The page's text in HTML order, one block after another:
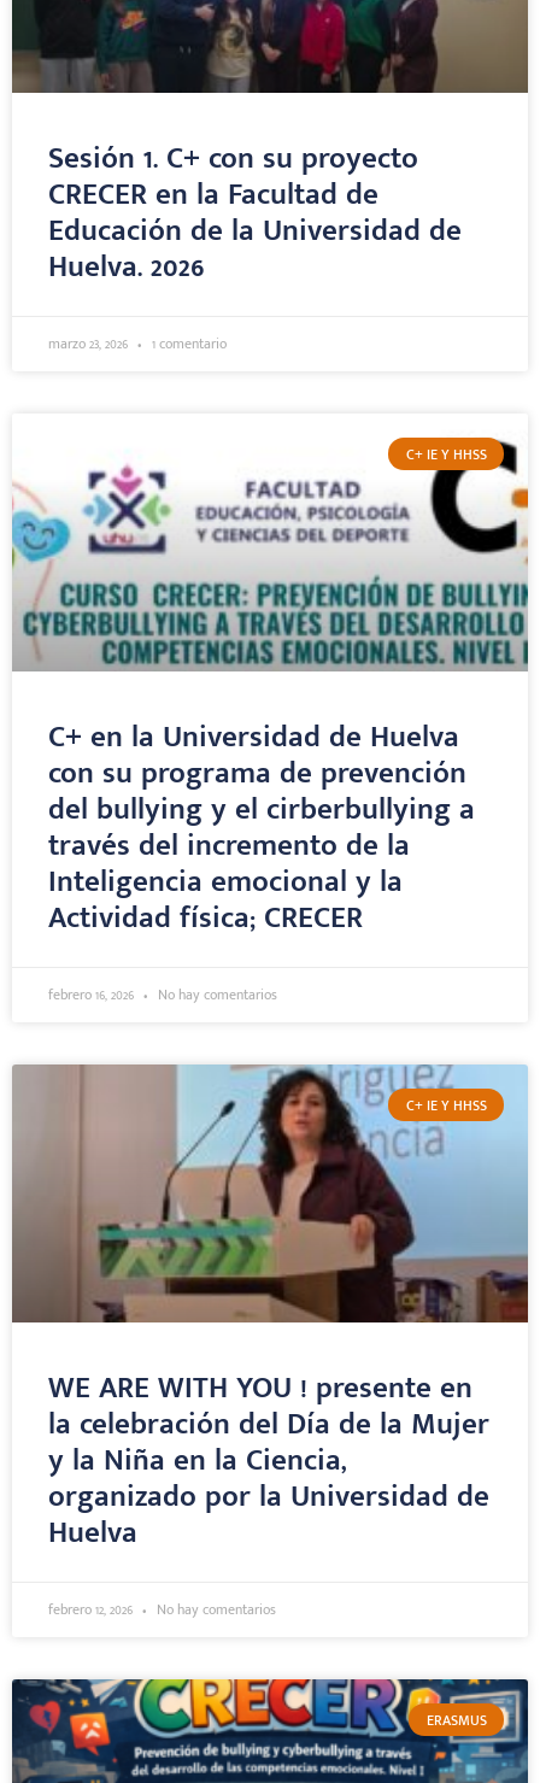
Sesión 1. C+ con su proyecto
CRECER en la Facultad de
Educación de la Universidad de
Huelva. 2026
marzo 23, 2026 1 comentario
C+ IE Y HHSS
C+ en la Universidad de Huelva
con su programa de prevención
del bullying y el cirberbullying a
través del incremento de la
Inteligencia emocional y la
Actividad física; CRECER
febrero 16, 2026 No hay comentarios
C+ IE Y HHSS
WE ARE WITH YOU ! presente en
la celebración del Día de la Mujer
y la Niña en la Ciencia,
organizado por la Universidad de
Huelva
febrero 12, 2026 No hay comentarios
ERASMUS